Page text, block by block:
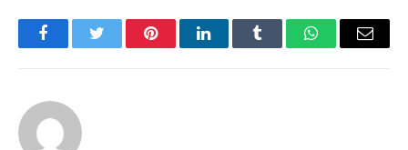
FacebookTwitter PinterestLinkedInTumblr WhatsAppEmail